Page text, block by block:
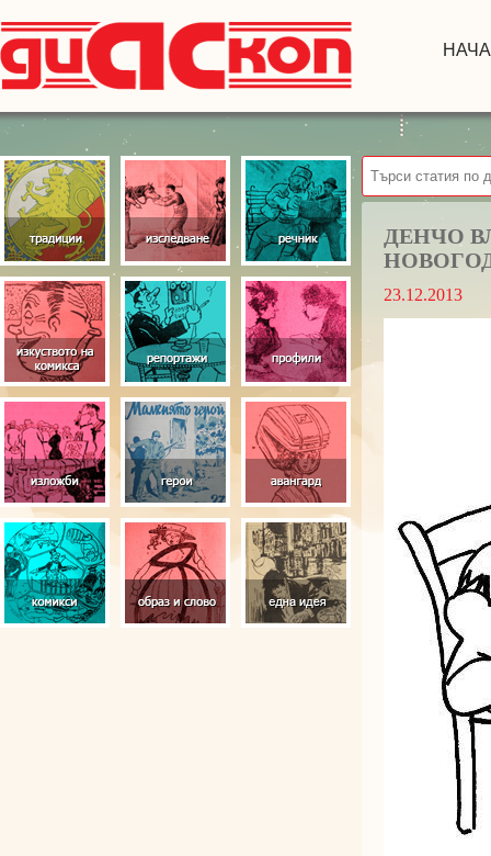
ДЕНЧО
23.12.2013